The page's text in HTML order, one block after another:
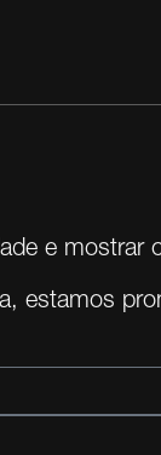
e mostrar
estamos